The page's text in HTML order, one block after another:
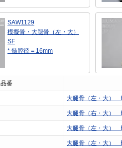
SAW1129
模擬骨・大腿骨（左・大）
SF
* 髄腔径 = 16mm
品番
大腿骨（左・大）
大腿骨（右・大）
大腿骨（左・大）
大腿骨（左・大）